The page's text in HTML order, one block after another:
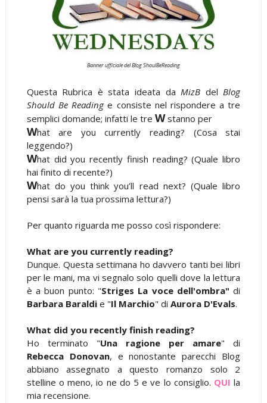
Banner ufficiale del Blog ShoulBeReading
Questa Rubrica è stata ideata da MizB del Blog
Should Be Readinge consiste nel rispondere a tre
semplici domande; infatti le tre Wstanno per
What are you currently reading? (Cosa stai
leggendo?)
What did you recently finish reading? (Quale libro
hai finito di recente?)
What do you think you’ll read next? (Quale libro
pensi sarà la tua prossima lettura?)
Per quanto riguarda me posso così rispondere:
What are you currently reading?
Dunque. Questa settimana ho davvero tanti bei libri
per le mani, ma vi segnalo solo quelli dove la lettura
è a buon punto: "Striges La voce dell'ombra" di
Barbara Baraldie "Il Marchio" di Aurora D'Evals.
What did you recently finish reading?
Ho terminato "Una ragione per amare" di
Rebecca Donovan, e nonostante parecchi Blog
abbiano assegnato a questo romanzo solo 2
stelline o meno, io ne do 5 e ve lo consiglio. QUI la
mia recensione.